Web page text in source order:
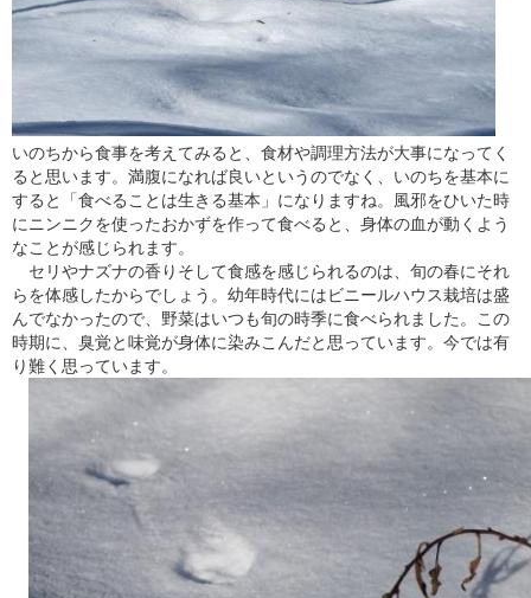
いのちから食事を考えてみると、食材や調理方法が大事になってく
ると思います。満腹になれば良いというのでなく、いのちを基本に
すると「食べることは生きる基本」になりますね。風邪をひいた時
にニンニクを使ったおかずを作って食べると、身体の血が動くよう
なことが感じられます。
セリやナズナの香りそして食感を感じられるのは、旬の春にそれ
らを体感したからでしょう。幼年時代にはビニールハウス栽培は盛
んでなかったので、野菜はいつも旬の時季に食べられました。この
時期に、臭覚と味覚が身体に染みこんだと思っています。今では有
り難く思っています。